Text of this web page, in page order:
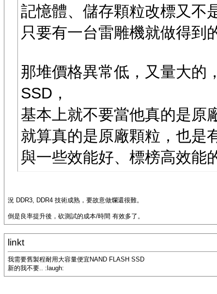
記憶體、儲存顆粒改標又不
只要有一台雷雕機就做得到
那堆價格異常低，又量大的
SSD，
基本上就不要當他真的是原
就算真的是原廠顆粒，也是
與一些效能好、標榜高效能
況 DDR3, DDR4 技術成熟，要故意做爛還很難。
倒是良率提升後，砍測試的成本/時間 有效多了。
linkt
我需要舊製程耐用大容量便宜NAND FLASH SSD
新的我不要.. :laugh: